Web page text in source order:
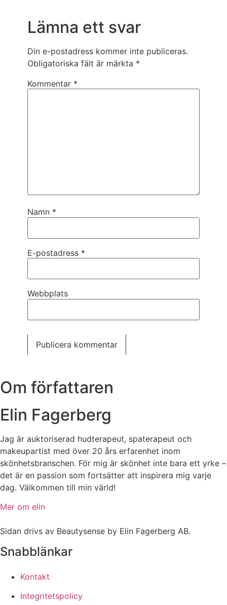
Lämna ett svar
Din e-postadress kommer inte publiceras.
Obligatoriska fält är märkta *
Kommentar *
Namn *
E-postadress *
Webbplats
Om författaren
Elin Fagerberg
Jag är auktoriserad hudterapeut, spaterapeut och
makeupartist med över 20 års erfarenhet inom
skönhetsbranschen. För mig är skönhet inte bara ett yrke –
det är en passion som fortsätter att inspirera mig varje
dag. Välkommen till min värld!
Mer om elin
Sidan drivs av Beautysense by Elin Fagerberg AB.
Snabblänkar
Kontakt
Integritetspolicy